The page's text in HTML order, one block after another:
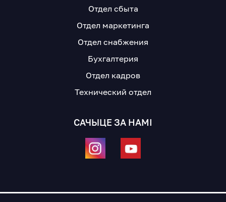
Отдел сбыта
Отдел маркетинга
Отдел снабжения
Бухгалтерия
Отдел кадров
Технический отдел
САЧЫЦЕ ЗА НАМІ